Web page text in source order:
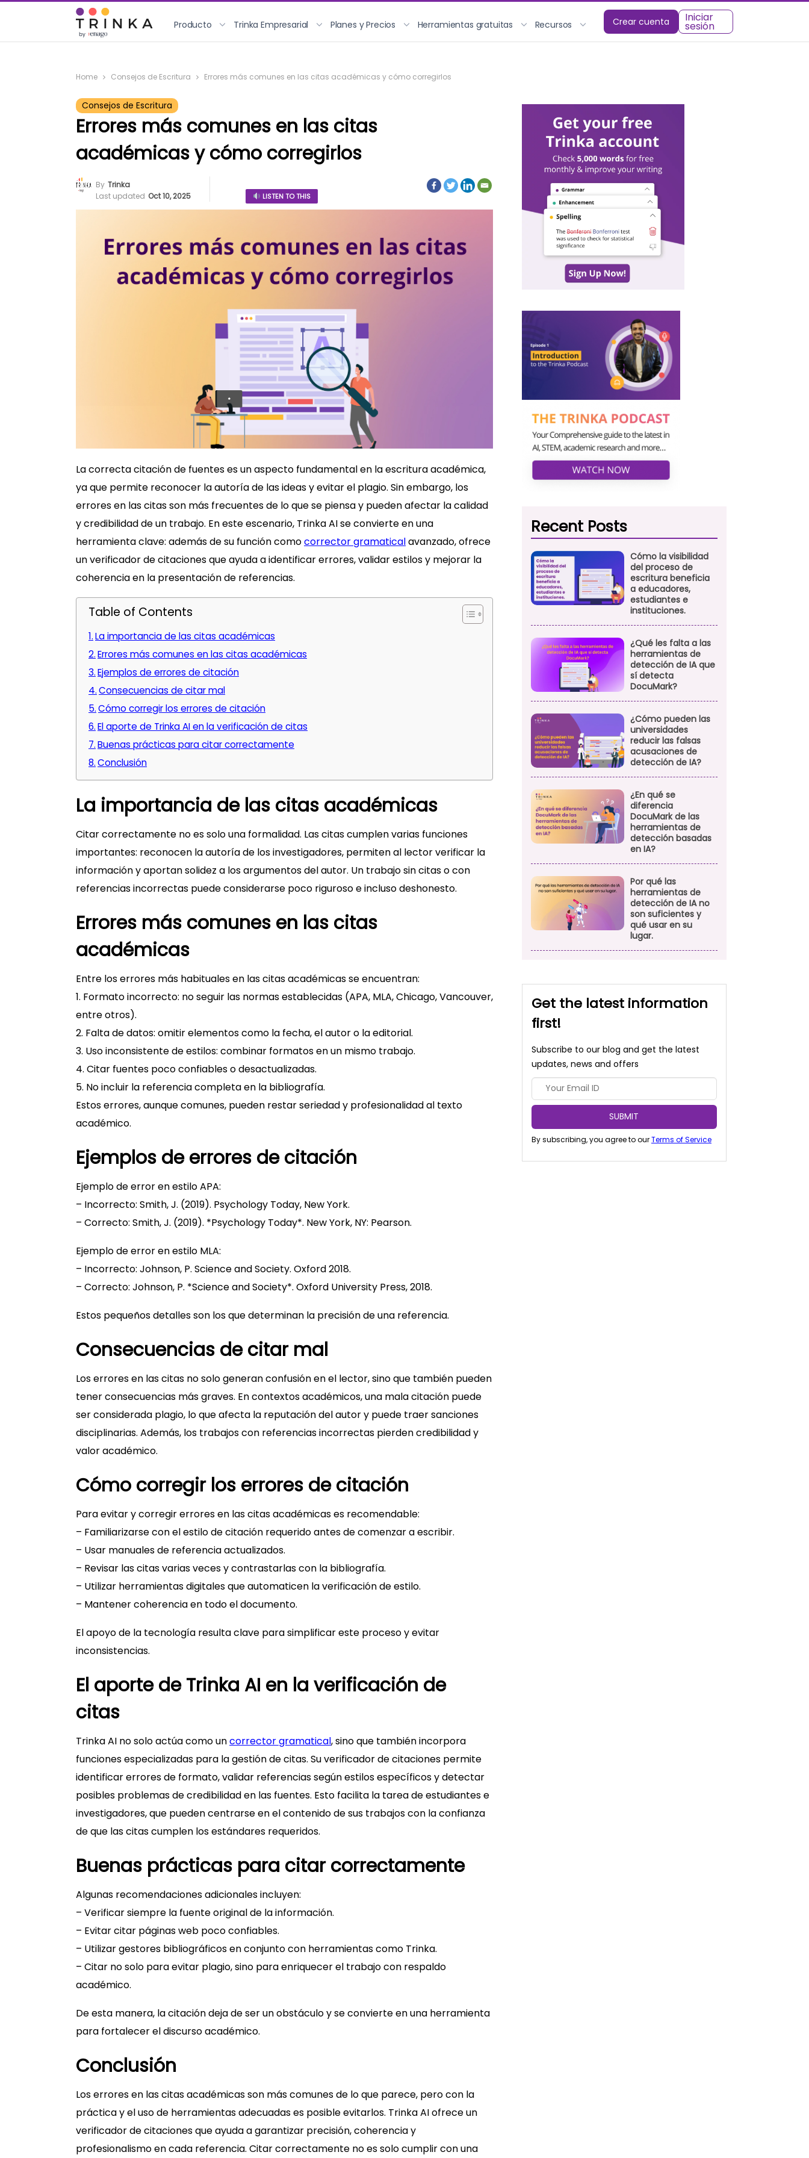
Producto Trinka Empresarial Planes y Precios Herramientas gratuitas Recursos Crear cuenta Iniciar
sesión
Home Consejos de Escritura Errores más comunes en las citas académicas y cómo corregirlos
Consejos de Escritura
Errores más comunes en las citas
académicas y cómo corregirlos
By Trinka
Last updated Oct 10, 2025 LISTEN TO THIS
La correcta citación de fuentes es un aspecto fundamental en la escritura académica,
ya que permite reconocer la autoría de las ideas y evitar el plagio. Sin embargo, los
errores en las citas son más frecuentes de lo que se piensa y pueden afectar la calidad
y credibilidad de un trabajo. En este escenario, Trinka AI se convierte en una
herramienta clave: además de su función comocorrector gramaticalavanzado, ofrece
un verificador de citaciones que ayuda a identificar errores, validar estilos y mejorar la
coherencia en la presentación de referencias.
Table of Contents
La importancia de las citas académicas
Errores más comunes en las citas académicas
Ejemplos de errores de citación
Consecuencias de citar mal
Cómo corregir los errores de citación
El aporte de Trinka AI en la verificación de citas
Buenas prácticas para citar correctamente
Conclusión
La importancia de las citas académicas
Citar correctamente no es solo una formalidad. Las citas cumplen varias funciones
importantes: reconocen la autoría de los investigadores, permiten al lector verificar la
información y aportan solidez a los argumentos del autor. Un trabajo sin citas o con
referencias incorrectas puede considerarse poco riguroso e incluso deshonesto.
Errores más comunes en las citas
académicas
Entre los errores más habituales en las citas académicas se encuentran:
1. Formato incorrecto: no seguir las normas establecidas (APA, MLA, Chicago, Vancouver,
entre otros).
2. Falta de datos: omitir elementos como la fecha, el autor o la editorial.
3. Uso inconsistente de estilos: combinar formatos en un mismo trabajo.
4. Citar fuentes poco confiables o desactualizadas.
5. No incluir la referencia completa en la bibliografía.
Estos errores, aunque comunes, pueden restar seriedad y profesionalidad al texto
académico.
Ejemplos de errores de citación
Ejemplo de error en estilo APA:
– Incorrecto: Smith, J. (2019). Psychology Today, New York.
– Correcto: Smith, J. (2019). *Psychology Today*. New York, NY: Pearson.
Ejemplo de error en estilo MLA:
– Incorrecto: Johnson, P. Science and Society. Oxford 2018.
– Correcto: Johnson, P. *Science and Society*. Oxford University Press, 2018.
Estos pequeños detalles son los que determinan la precisión de una referencia.
Consecuencias de citar mal
Los errores en las citas no solo generan confusión en el lector, sino que también pueden
tener consecuencias más graves. En contextos académicos, una mala citación puede
ser considerada plagio, lo que afecta la reputación del autor y puede traer sanciones
disciplinarias. Además, los trabajos con referencias incorrectas pierden credibilidad y
valor académico.
Cómo corregir los errores de citación
Para evitar y corregir errores en las citas académicas es recomendable:
– Familiarizarse con el estilo de citación requerido antes de comenzar a escribir.
– Usar manuales de referencia actualizados.
– Revisar las citas varias veces y contrastarlas con la bibliografía.
– Utilizar herramientas digitales que automaticen la verificación de estilo.
– Mantener coherencia en todo el documento.
El apoyo de la tecnología resulta clave para simplificar este proceso y evitar
inconsistencias.
El aporte de Trinka AI en la verificación de
citas
Trinka AI no solo actúa como uncorrector gramatical, sino que también incorpora
funciones especializadas para la gestión de citas. Su verificador de citaciones permite
identificar errores de formato, validar referencias según estilos específicos y detectar
posibles problemas de credibilidad en las fuentes. Esto facilita la tarea de estudiantes e
investigadores, que pueden centrarse en el contenido de sus trabajos con la confianza
de que las citas cumplen los estándares requeridos.
Buenas prácticas para citar correctamente
Algunas recomendaciones adicionales incluyen:
– Verificar siempre la fuente original de la información.
– Evitar citar páginas web poco confiables.
– Utilizar gestores bibliográficos en conjunto con herramientas como Trinka.
– Citar no solo para evitar plagio, sino para enriquecer el trabajo con respaldo
académico.
De esta manera, la citación deja de ser un obstáculo y se convierte en una herramienta
para fortalecer el discurso académico.
Conclusión
Los errores en las citas académicas son más comunes de lo que parece, pero con la
práctica y el uso de herramientas adecuadas es posible evitarlos. Trinka AI ofrece un
verificador de citaciones que ayuda a garantizar precisión, coherencia y
profesionalismo en cada referencia. Citar correctamente no es solo cumplir con una
Recent Posts
Cómo la visibilidad
del proceso de
escritura beneficia
a educadores,
estudiantes e
instituciones.
¿Qué les falta a las
herramientas de
detección de IA que
sí detecta
DocuMark?
¿Cómo pueden las
universidades
reducir las falsas
acusaciones de
detección de IA?
¿En qué se
diferencia
DocuMark de las
herramientas de
detección basadas
en IA?
Por qué las
herramientas de
detección de IA no
son suficientes y
qué usar en su
lugar.
Get the latest information
first!
Subscribe to our blog and get the latest
updates, news and offers
SUBMIT
By subscribing, you agree to ourTerms of Service